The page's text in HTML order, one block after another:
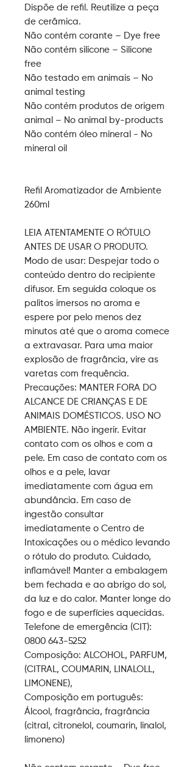
Dispõe de refil. Reutilize a peça
de cerâmica.
Não contém corante – Dye free
Não contém silicone – Silicone
free
Não testado em animais – No
animal testing
Não contém produtos de origem
animal – No animal by-products
Não contém óleo mineral - No
mineral oil
Refil Aromatizador de Ambiente
260ml
LEIA ATENTAMENTE O RÓTULO
ANTES DE USAR O PRODUTO.
Modo de usar: Despejar todo o
conteúdo dentro do recipiente
difusor. Em seguida coloque os
palitos imersos no aroma e
espere por pelo menos dez
minutos até que o aroma comece
a extravasar. Para uma maior
explosão de fragrância, vire as
varetas com frequência.
Precauções: MANTER FORA DO
ALCANCE DE CRIANÇAS E DE
ANIMAIS DOMÉSTICOS. USO NO
AMBIENTE. Não ingerir. Evitar
contato com os olhos e com a
pele. Em caso de contato com os
olhos e a pele, lavar
imediatamente com água em
abundância. Em caso de
ingestão consultar
imediatamente o Centro de
Intoxicações ou o médico levando
o rótulo do produto. Cuidado,
inflamável! Manter a embalagem
bem fechada e ao abrigo do sol,
da luz e do calor. Manter longe do
fogo e de superfícies aquecidas.
Telefone de emergência (CIT):
0800 643-5252
Composição: ALCOHOL, PARFUM,
(CITRAL, COUMARIN, LINALOLL,
LIMONENE),
Composição em português:
Álcool, fragrância, fragrância
(citral, citronelol, coumarin, linalol,
limoneno)